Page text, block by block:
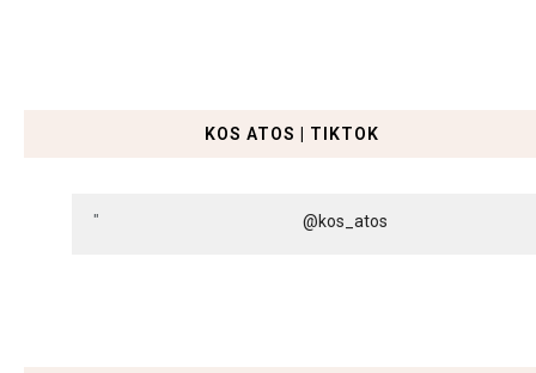
KOS ATOS | TIKTOK
@kos_atos